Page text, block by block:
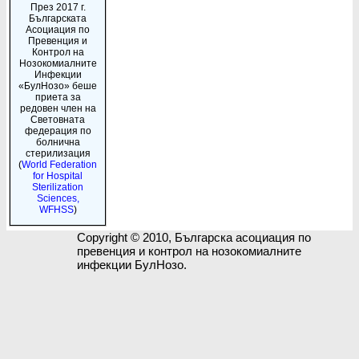
През 2017 г.
Българската
Асоциация по
Превенция и
Контрол на
Нозокомиалните
Инфекции
«БулНозо» беше
приета за
редовен член на
Световната
федерация по
болнична
стерилизация
(World Federation
for Hospital
Sterilization
Sciences,
WFHSS)
Copyright © 2010, Българска асоциация по
превенция и контрол на нозокомиалните
инфекции БулНозо.